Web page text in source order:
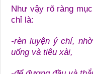
Như vậy rõ ràng
chỉ là:
-rèn luyện ý chí,
uống và tiêu xài,